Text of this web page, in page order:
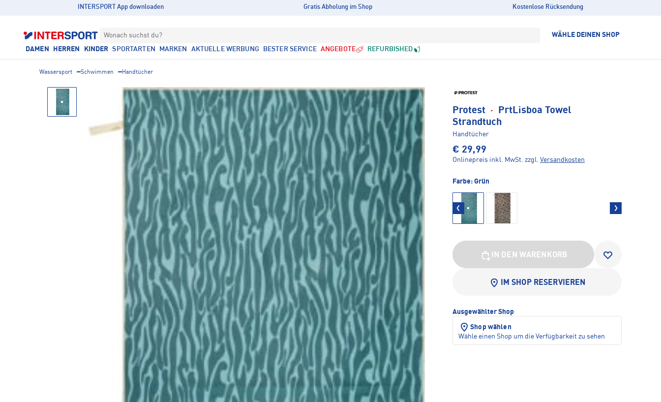
INTERSPORT App downloaden Gratis Abholung im Shop Kostenlose Rücksendung
Wonach suchst du? WÄHLE DEINEN SHOP
DAMEN HERREN KINDER SPORTARTEN MARKEN AKTUELLE WERBUNG BESTER SERVICE ANGEBOTE REFURBISHED
Wassersport Schwimmen Handtücher
Protest · PrtLisboa Towel
Strandtuch
Handtücher
€ 29,99
Onlinepreis inkl. MwSt. zzgl. Versandkosten
Farbe: Grün
IN DEN WARENKORB
IM SHOP RESERVIEREN
Ausgewählter Shop
Shop wählen
Wähle einen Shop um die Verfügbarkeit zu sehen